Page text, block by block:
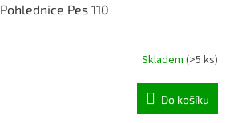
Pohlednice Pes 110
Skladem (>5 ks)
Do košíku